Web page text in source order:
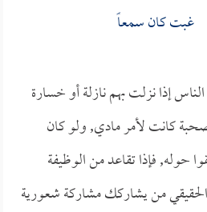
غبت كان سمعاً
إذا نزلت بهم نازلة أو خسارة
كانت لأمر مادي, ولو كان
فإذا تقاعد من الوظيفة
من يشاركك مشاركة شعورية